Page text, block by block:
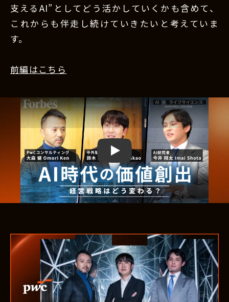
支えるAI”としてどう活かしていくかも含めて、
これからも伴走し続けていきたいと考えていま
す。
前編はこちら